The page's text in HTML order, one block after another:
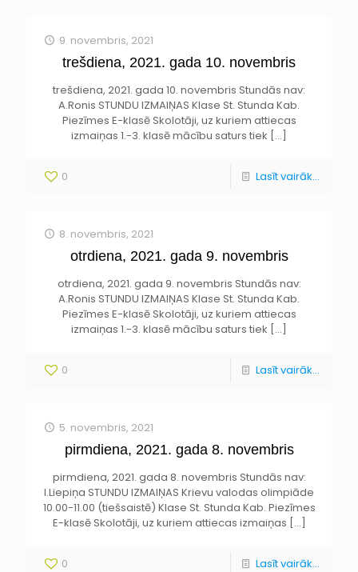
9. novembris, 2021
trešdiena, 2021. gada 10. novembris
trešdiena, 2021. gada 10. novembris Stundās nav:
A.Ronis STUNDU IZMAIŅAS Klase St. Stunda Kab.
Piezīmes E-klasē Skolotāji, uz kuriem attiecas
izmaiņas 1.-3. klasē mācību saturs tiek […]
0 Lasīt vairāk...
8. novembris, 2021
otrdiena, 2021. gada 9. novembris
otrdiena, 2021. gada 9. novembris Stundās nav:
A.Ronis STUNDU IZMAIŅAS Klase St. Stunda Kab.
Piezīmes E-klasē Skolotāji, uz kuriem attiecas
izmaiņas 1.-3. klasē mācību saturs tiek […]
0 Lasīt vairāk...
5. novembris, 2021
pirmdiena, 2021. gada 8. novembris
pirmdiena, 2021. gada 8. novembris Stundās nav:
I.Liepiņa STUNDU IZMAIŅAS Krievu valodas olimpiāde
10.00-11.00 (tiešsaistē) Klase St. Stunda Kab. Piezīmes
E-klasē Skolotāji, uz kuriem attiecas izmaiņas […]
0 Lasīt vairāk...